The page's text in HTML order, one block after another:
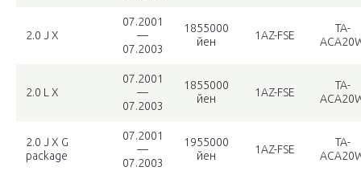
2.0 J X
07.2001
—
07.2003
1855000
йен
1AZ-FSE
TA-
2.0 L X
07.2001
—
07.2003
1855000
йен
1AZ-FSE
TA-
2.0 J X G
package
07.2001
—
07.2003
1955000
йен
1AZ-FSE
TA-